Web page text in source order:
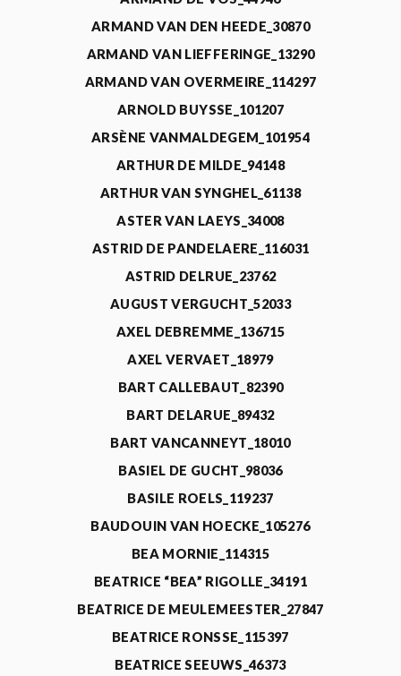
ARMAND VAN DEN HEEDE_30870
ARMAND VAN LIEFFERINGE_13290
ARMAND VAN OVERMEIRE_114297
ARNOLD BUYSSE_101207
ARSÈNE VANMALDEGEM_101954
ARTHUR DE MILDE_94148
ARTHUR VAN SYNGHEL_61138
ASTER VAN LAEYS_34008
ASTRID DE PANDELAERE_116031
ASTRID DELRUE_23762
AUGUST VERGUCHT_52033
AXEL DEBREMME_136715
AXEL VERVAET_18979
BART CALLEBAUT_82390
BART DELARUE_89432
BART VANCANNEYT_18010
BASIEL DE GUCHT_98036
BASILE ROELS_119237
BAUDOUIN VAN HOECKE_105276
BEA MORNIE_114315
BEATRICE “BEA” RIGOLLE_34191
BEATRICE DE MEULEMEESTER_27847
BEATRICE RONSSE_115397
BEATRICE SEEUWS_46373